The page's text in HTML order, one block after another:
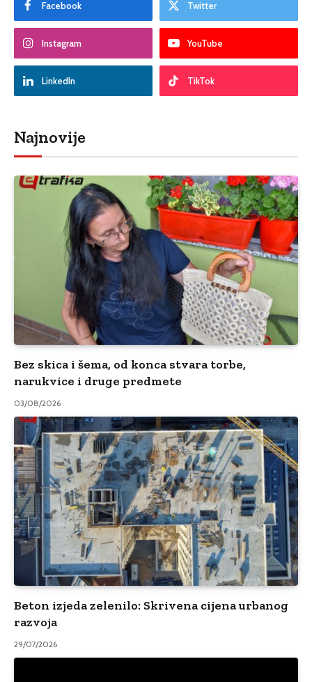
Facebook Twitter
Instagram YouTube
LinkedIn TikTok
Najnovije
Bez skica i šema, od konca stvara torbe,
narukvice i druge predmete
03/08/2026
Beton izjeda zelenilo: Skrivena cijena urbanog
razvoja
29/07/2026